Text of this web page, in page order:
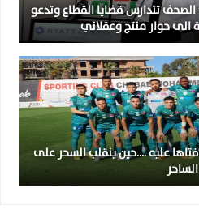
الصحف تتدارس قضايا القطاع وتدعو
الى حوار منتج وعقلاني
عليه ….حين ينقلب السحر على
الساحر